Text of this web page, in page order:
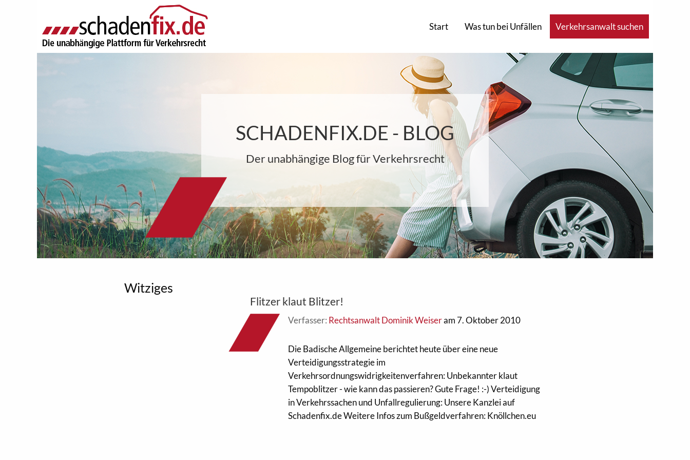
Start Was tun bei Unfällen Verkehrsanwalt suchen
SCHADENFIX.DE - BLOG
Der unabhängige Blog für Verkehrsrecht
Witziges
Flitzer klaut Blitzer!
Verfasser: Rechtsanwalt Dominik Weiseram 7. Oktober 2010
Die Badische Allgemeine berichtet heute über eine neue
Verteidigungsstrategie im
Verkehrsordnungswidrigkeitenverfahren: Unbekannter klaut
Tempoblitzer - wie kann das passieren? Gute Frage! :-) Verteidigung
in Verkehrssachen und Unfallregulierung: Unsere Kanzlei auf
Schadenfix.de Weitere Infos zum Bußgeldverfahren: Knöllchen.eu